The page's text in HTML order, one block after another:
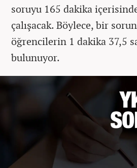
soruyu 165 dakika
çalışacak. Böylece, bir
öğrencilerin 1 dakika 37,5
bulunuyor.